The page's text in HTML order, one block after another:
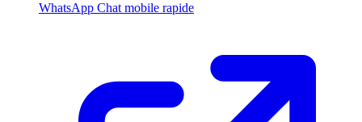
WhatsApp Chat mobile rapide